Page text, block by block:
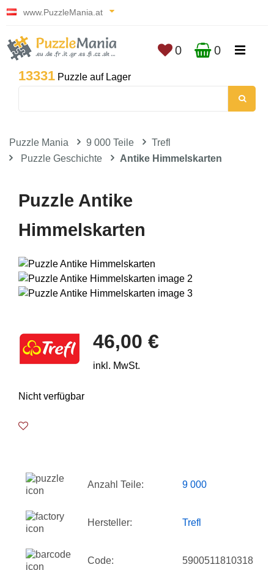
www.PuzzleMania.at
13331 Puzzle auf Lager
0 0
Puzzle Mania 9 000 Teile
Trefl
Puzzle Geschichte
Antike Himmelskarten
Puzzle Antike
Himmelskarten
46,00 €
inkl. MwSt.
Nicht verfügbar
Anzahl Teile: 9 000
Hersteller: Trefl
Code: 5900511810318